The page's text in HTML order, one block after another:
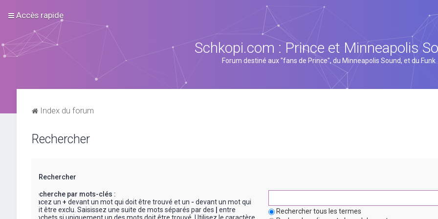
Accès rapide
Schkopi.com : Prince et Minneapolis
Forum destiné aux "fans de Prince", du Minneapolis Sound, et du Funk
Index du forum
Rechercher
Rechercher
Recherche par mots-clés :
Placez un + devant un mot qui doit être trouvé et un - devant un mot qui
doit être exclu. Saisissez une suite de mots séparés par des
entre
Rechercher tous les termes